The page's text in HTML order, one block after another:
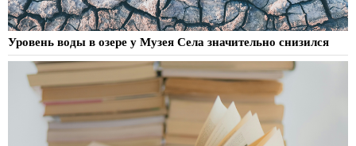
Уровень воды в озере у Музея Села значительно снизился